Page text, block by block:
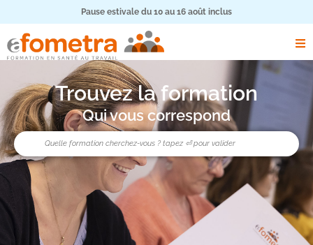
Pause estivale du 10 au 16 août inclus
Trouvez la formation
Qui vous correspond
search
Rechercher